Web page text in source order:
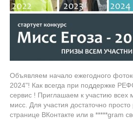
Объявляем начало ежегодного
2024"! Как всегда при поддержке
сервис ! Приглашаем к участию всех
мисс. Для участия достаточно
странице ВКонтакте или в *****gram